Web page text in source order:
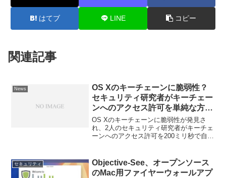
はてブ LINE コピー
関連記事
News
OS Xのキーチェーンに脆弱性？
セキュリティ研究者がキーチェー
ンへのアクセス許可を単純な方法
で自動的にクリックさせるPoCを
公開。
OS Xのキーチェーンに脆弱性が発見さ
れ、2人のセキュリティ研究者がキーチェ
ーンへのアクセス許可を200ミリ秒で自動
セキュリティ
Objective-See、オープンソース
のMac用ファイヤーウォールアプ